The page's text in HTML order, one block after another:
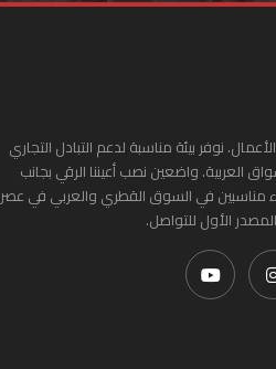
نوفر بيئة مناسبة لدعم التبادل التجاري
العربية. واضعين نصب أعيننا الرقي بجانب
مناسبين في السوق القطري والعربي في عصر
الأول للتواصل.